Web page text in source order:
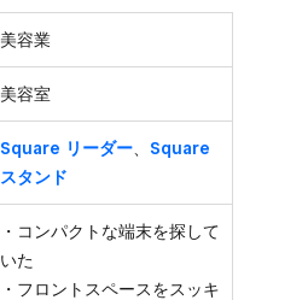
美容業
美容室
Square リーダー
Square
スタンド
・コンパクトな端末を探して
いた
・フロントスペースをスッキ